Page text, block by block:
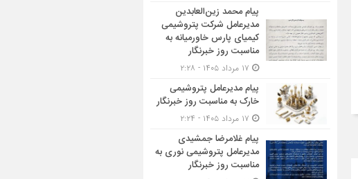
پیام محمد زین‌العابدین
مدیرعامل شرکت پتروشیمی
کیمیای پارس خاورمیانه به
مناسبت روز خبرنگار
پیام مدیرعامل پتروشیمی
خارک به مناسبت روز خبرنگار
پیام غلامرضا جمشیدی
مدیرعامل پتروشیمی نوری به
مناسبت روز خبرنگار